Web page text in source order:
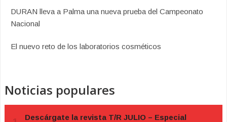
DURAN lleva a Palma una nueva prueba del Campeonato
Nacional
El nuevo reto de los laboratorios cosméticos
Noticias populares